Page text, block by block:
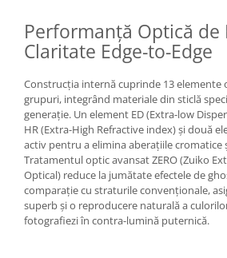
Performanță Optică de
Claritate Edge-to-Edge
Construcția internă cuprinde 13 elemente
grupuri, integrând materiale din sticlă
generație. Un element ED (Extra-low
HR (Extra-High Refractive index) și două
activ pentru a elimina aberațiile cromatice
Tratamentul optic avansat ZERO (Zuiko
Optical) reduce la jumătate efectele de
comparație cu straturile convenționale,
superb și o reproducere naturală a
fotografiezi în contra-lumină puternică.